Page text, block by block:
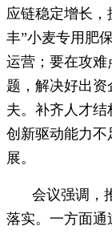
应链稳定增长
丰”小麦专用肥
运营；要在攻难
题，解决好出
夫。补齐人才结
创新驱动能力
展。
会议强调，
落实。一方面通